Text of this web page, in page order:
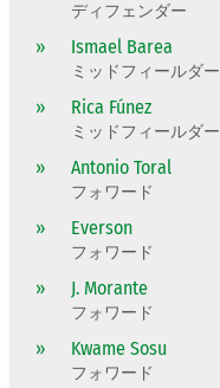
ディフェンダー
» Ismael Barea
ミッドフィールダー
» Rica Fúnez
ミッドフィールダー
» Antonio Toral
フォワード
» Everson
フォワード
» J. Morante
フォワード
» Kwame Sosu
フォワード